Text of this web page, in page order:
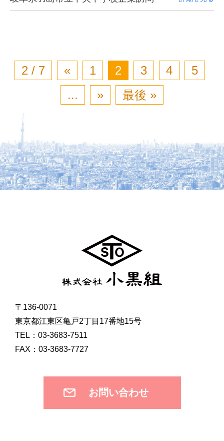
2 / 7 « 1 2 3 4
5
...
» 最後 »
〒136-0071
東京都江東区亀戸2丁目17番地15号
TEL：03-3683-7511
FAX：03-3683-7727
お問い合わせ